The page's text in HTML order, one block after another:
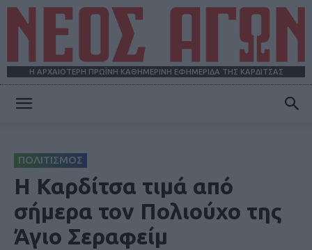
Η ΑΡΧΑΙΟΤΕΡΗ ΠΡΩΪΝΗ ΚΑΘΗΜΕΡΙΝΗ ΕΦΗΜΕΡΙΔΑ ΤΗΣ ΚΑΡΔΙΤΣΑΣ
ΠΟΛΙΤΙΣΜΟΣ
Η Καρδίτσα τιμά από
σήμερα τον Πολιούχο της
Άγιο Σεραφείμ